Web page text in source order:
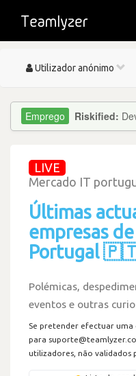
Toggle
Utilizador anónimo
Riskified:
LIVE
Mercado IT
Últimas
empresas
Portugal
Polémicas,
eventos e outras
Se pretender efectuar
para
utilizadores, não validados